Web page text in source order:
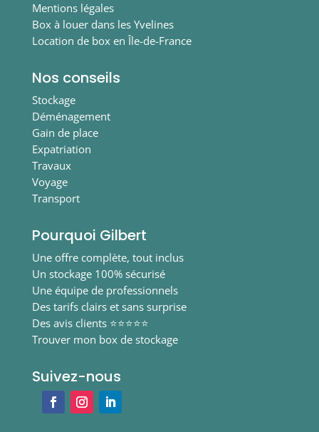
Mentions légales
Box à louer dans les Yvelines
Location de box en Île-de-France
Nos conseils
Stockage
Déménagement
Gain de place
Expatriation
Travaux
Voyage
Transport
Pourquoi Gilbert
Une offre complète, tout inclus
Un stockage 100% sécurisé
Une équipe de professionnels
Des tarifs clairs et sans surprise
Des avis clients ⭐⭐⭐⭐⭐
Trouver mon box de stockage
Suivez-nous